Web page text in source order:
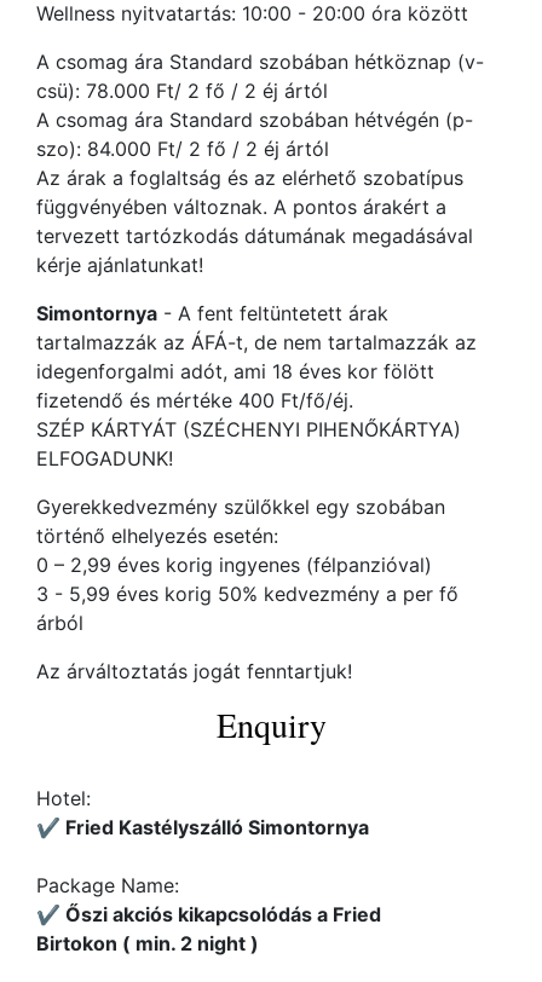
Wellness nyitvatartás: 10:00 - 20:00 óra között
A csomag ára Standard szobában hétköznap (v-
csü): 78.000 Ft/ 2 fő / 2 éj ártól
A csomag ára Standard szobában hétvégén (p-
szo): 84.000 Ft/ 2 fő / 2 éj ártól
Az árak a foglaltság és az elérhető szobatípus
függvényében változnak. A pontos árakért a
tervezett tartózkodás dátumának megadásával
kérje ajánlatunkat!
Simontornya - A fent feltüntetett árak
tartalmazzák az ÁFÁ-t, de nem tartalmazzák az
idegenforgalmi adót, ami 18 éves kor fölött
fizetendő és mértéke 400 Ft/fő/éj.
SZÉP KÁRTYÁT (SZÉCHENYI PIHENŐKÁRTYA)
ELFOGADUNK!
Gyerekkedvezmény szülőkkel egy szobában
történő elhelyezés esetén:
0 – 2,99 éves korig ingyenes (félpanzióval)
3 - 5,99 éves korig 50% kedvezmény a per fő
árból
Az árváltoztatás jogát fenntartjuk!
Enquiry
Hotel:
✔️ Fried Kastélyszálló Simontornya
Package Name:
✔️ Őszi akciós kikapcsolódás a Fried
Birtokon ( min. 2 night )